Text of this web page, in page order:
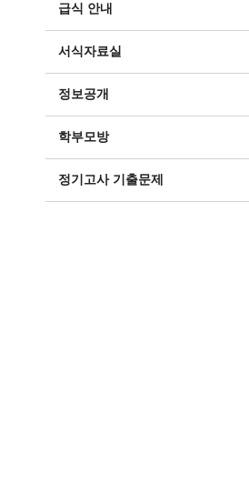
급식 안내
서식자료실
정보공개
학부모방
정기고사 기출문제